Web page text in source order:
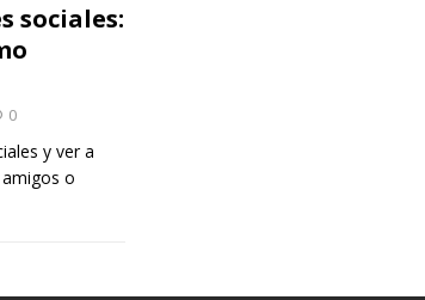
sociales:
0
y ver a
o